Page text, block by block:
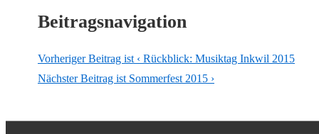
Beitragsnavigation
Vorheriger Beitrag ist ‹ Rückblick: Musiktag Inkwil 2015
Nächster Beitrag ist Sommerfest 2015 ›